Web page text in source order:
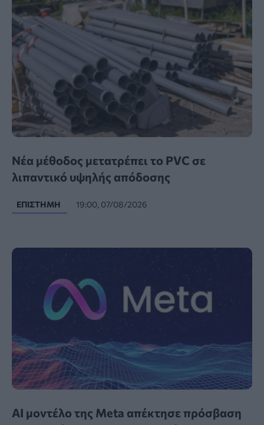
Νέα μέθοδος μετατρέπει το PVC σε
λιπαντικό υψηλής απόδοσης
ΕΠΙΣΤΉΜΗ 19:00, 07/08/2026
AI μοντέλο της Meta απέκτησε πρόσβαση